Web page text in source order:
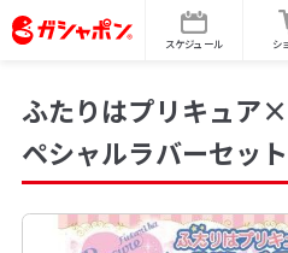
スケジュール シ
ふたりはプリキュ
ペシャルラバーセット